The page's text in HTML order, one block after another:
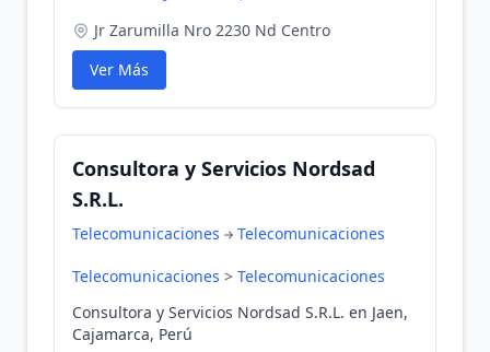
Jr Zarumilla Nro 2230 Nd Centro
Ver Más
Consultora y Servicios Nordsad
S.R.L.
Telecomunicaciones Telecomunicaciones
Telecomunicaciones > Telecomunicaciones
Consultora y Servicios Nordsad S.R.L. en Jaen,
Cajamarca, Perú